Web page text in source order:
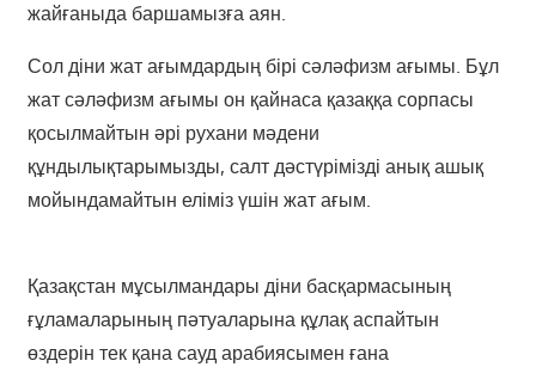
жайғаныда баршамызға аян.
Сол діни жат ағымдардың бірі сәләфизм ағымы. Бұл
жат сәләфизм ағымы он қайнаса қазаққа сорпасы
қосылмайтын әрі рухани мәдени
құндылықтарымызды, салт дәстүрімізді анық ашық
мойындамайтын еліміз үшін жат ағым.
Қазақстан мұсылмандары діни басқармасының
ғұламаларының пәтуаларына құлақ аспайтын
өздерін тек қана сауд арабиясымен ғана